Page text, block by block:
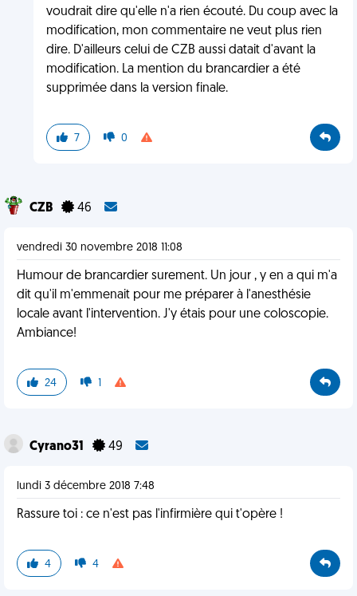
voudrait dire qu'elle n'a rien écouté. Du coup avec la
modification, mon commentaire ne veut plus rien
dire. D'ailleurs celui de CZB aussi datait d'avant la
modification. La mention du brancardier a été
supprimée dans la version finale.
7 0
CZB 46
vendredi 30 novembre 2018 11:08
Humour de brancardier surement. Un jour , y en a qui m'a
dit qu'il m'emmenait pour me préparer à l'anesthésie
locale avant l'intervention. J'y étais pour une coloscopie.
Ambiance!
24 1
Cyrano31 49
lundi 3 décembre 2018 7:48
Rassure toi : ce n'est pas l'infirmière qui t'opère !
4 4